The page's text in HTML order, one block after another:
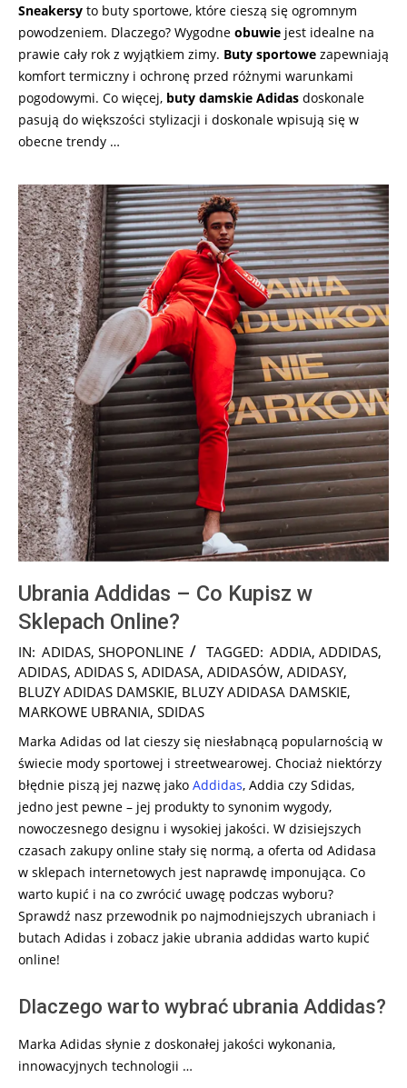
Sneakersy to buty sportowe, które cieszą się ogromnym
powodzeniem. Dlaczego? Wygodne obuwie jest idealne na
prawie cały rok z wyjątkiem zimy. Buty sportowe zapewniają
komfort termiczny i ochronę przed różnymi warunkami
pogodowymi. Co więcej, buty damskie Adidas doskonale
pasują do większości stylizacji i doskonale wpisują się w
obecne trendy …
Ubrania Addidas – Co Kupisz w
Sklepach Online?
2026-
02-
13
IN: ADIDAS, SHOPONLINE TAGGED: ADDIA, ADDIDAS,
ADIDAS, ADIDAS S, ADIDASA, ADIDASÓW, ADIDASY,
BLUZY ADIDAS DAMSKIE, BLUZY ADIDASA DAMSKIE,
MARKOWE UBRANIA, SDIDAS
Marka Adidas od lat cieszy się niesłabnącą popularnością w
świecie mody sportowej i streetwearowej. Chociaż niektórzy
błędnie piszą jej nazwę jako Addidas, Addia czy Sdidas,
jedno jest pewne – jej produkty to synonim wygody,
nowoczesnego designu i wysokiej jakości. W dzisiejszych
czasach zakupy online stały się normą, a oferta od Adidasa
w sklepach internetowych jest naprawdę imponująca. Co
warto kupić i na co zwrócić uwagę podczas wyboru?
Sprawdź nasz przewodnik po najmodniejszych ubraniach i
butach Adidas i zobacz jakie ubrania addidas warto kupić
online!
Dlaczego warto wybrać ubrania Addidas?
Marka Adidas słynie z doskonałej jakości wykonania,
innowacyjnych technologii …